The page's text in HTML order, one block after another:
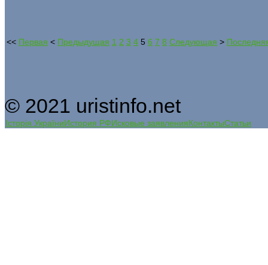
<< Первая < Предыдущая 1 2 3 4 5 6 7 8 Следующая >
© 2021 uristinfo.net
Історія УкраїниИстория РФИсковые заявленияКонтактыСтатьи